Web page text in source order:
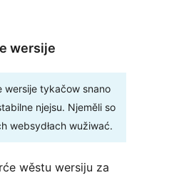
wersije
wersije tykačow snano
njejsu. Njeměli so
websydłach wužiwać.
wěstu wersiju za